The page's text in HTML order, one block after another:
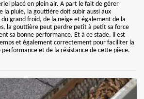
placé en plein air. A part le fait de gérer
la pluie, la gouttière doit subir aussi aux
du grand froid, de la neige et également de la
la gouttière peut perdre petit à petit sa force
sa bonne performance. Et à ce stade, il est
et également correctement pour faciliter la
et de la résistance de cette pièce.